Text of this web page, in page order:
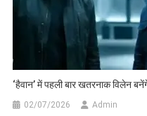
‘हैवान’ में पहली बार खतरनाक विलेन
02/07/2026 Admin